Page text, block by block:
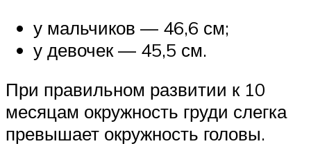
у мальчиков — 46,6 см;
у девочек — 45,5 см.
При правильном развитии к 10
месяцам окружность груди слегка
превышает окружность головы.